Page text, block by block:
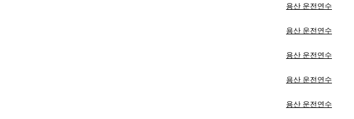
용산 운전연수
용산 운전연수
용산 운전연수
용산 운전연수
용산 운전연수